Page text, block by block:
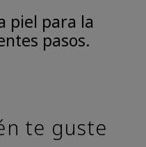
piel para la
pasos.
te guste